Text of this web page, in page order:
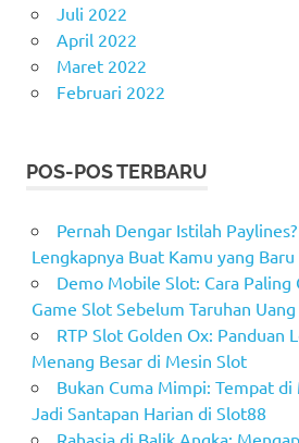
Juli 2022
April 2022
Maret 2022
Februari 2022
POS-POS TERBARU
Pernah Dengar Istilah
Lengkapnya Buat Kamu yang
Demo Mobile Slot: Cara Paling
Game Slot Sebelum Taruhan
RTP Slot Golden Ox: Panduan
Menang Besar di Mesin Slot
Bukan Cuma Mimpi: Tempat di
Jadi Santapan Harian di Slot88
Rahasia di Balik Angka: